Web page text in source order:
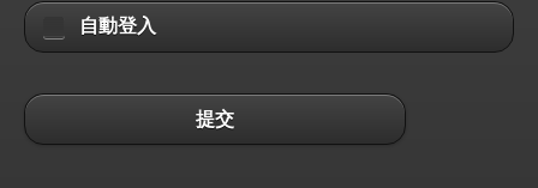
自動登入
提交